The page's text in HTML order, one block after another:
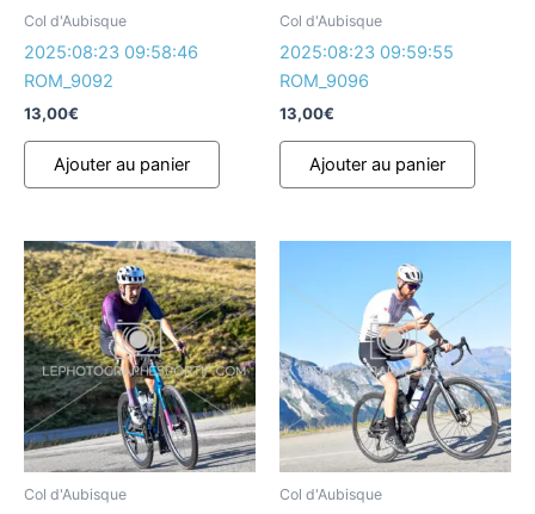
Col d'Aubisque
2025:08:23 09:58:46
ROM_9092
13,00€
Ajouter au panier
Col d'Aubisque
2025:08:23 09:59:55
ROM_9096
13,00€
Ajouter au panier
Col d'Aubisque Col d'Aubisque